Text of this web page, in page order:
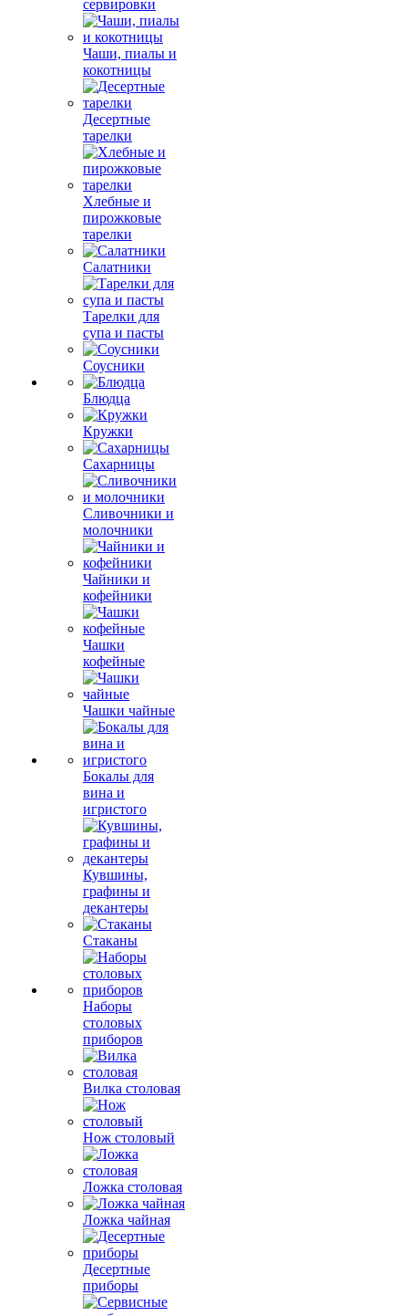
сервировки
Чаши, пиалы и
кокотницы
Десертные
тарелки
Хлебные и
пирожковые
тарелки
Салатники
Тарелки для
супа и пасты
Соусники
Блюдца
Кружки
Сахарницы
Сливочники и
молочники
Чайники и
кофейники
Чашки
кофейные
Чашки чайные
Бокалы для
вина и
игристого
Кувшины,
графины и
декантеры
Стаканы
Наборы
столовых
приборов
Вилка столовая
Нож столовый
Ложка столовая
Ложка чайная
Десертные
приборы